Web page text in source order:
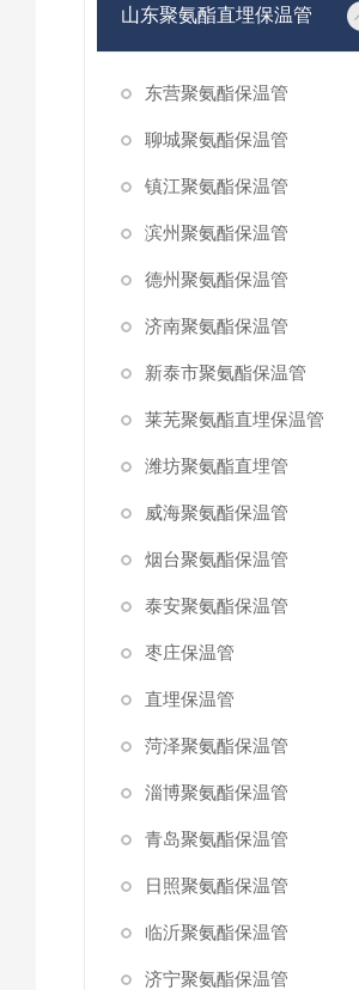
山东聚氨酯直埋保温管
东营聚氨酯保温管
聊城聚氨酯保温管
镇江聚氨酯保温管
滨州聚氨酯保温管
德州聚氨酯保温管
济南聚氨酯保温管
新泰市聚氨酯保温管
莱芜聚氨酯直埋保温管
潍坊聚氨酯直埋管
威海聚氨酯保温管
烟台聚氨酯保温管
泰安聚氨酯保温管
枣庄保温管
直埋保温管
菏泽聚氨酯保温管
淄博聚氨酯保温管
青岛聚氨酯保温管
日照聚氨酯保温管
临沂聚氨酯保温管
济宁聚氨酯保温管